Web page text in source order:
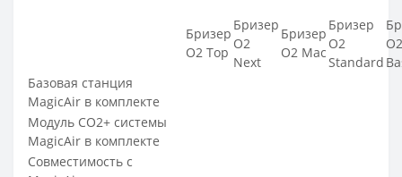
Бризер
O2 Top
Бризер
O2
Next
Бризер
O2 Mac
Бризер
O2
Standard
O2
Базовая станция
MagicAir в комплекте
Модуль СО2+ системы
MagicAir в комплекте
Совместимость с